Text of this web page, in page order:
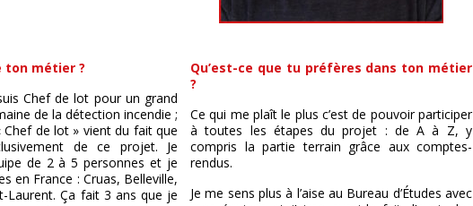
ton métier ?
Chef de lot pour un grand
de la détection incendie ;
de lot » vient du fait que
de ce projet. Je
de 2 à 5 personnes et je
en France : Cruas, Belleville,
Laurent. Ça fait 3 ans que je
Qu’est-ce que tu préfères dans ton métier
?
Ce qui me plaît le plus c’est de pouvoir participer
à toutes les étapes du projet : de A à Z, y
compris la partie terrain grâce aux comptes-
rendus.
Je me sens plus à l’aise au Bureau d’Études avec